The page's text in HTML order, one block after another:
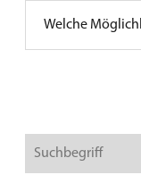
Welche